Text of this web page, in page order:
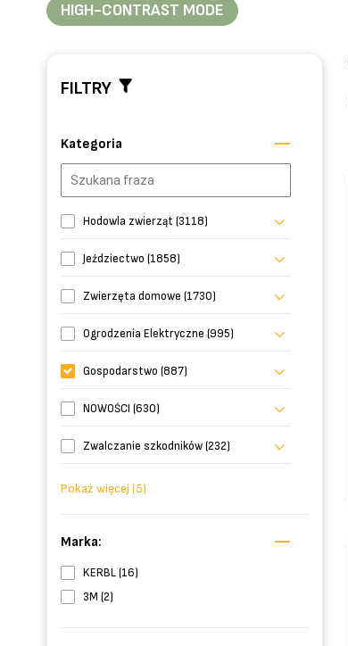
HIGH-CONTRAST MODE
FILTRY
Kategoria
Hodowla zwierząt (3118)
Jeździectwo (1858)
Zwierzęta domowe (1730)
Ogrodzenia Elektryczne (995)
Gospodarstwo (887)
NOWOŚCI (630)
Zwalczanie szkodników (232)
Pokaż więcej (5)
Marka:
KERBL (16)
3M (2)